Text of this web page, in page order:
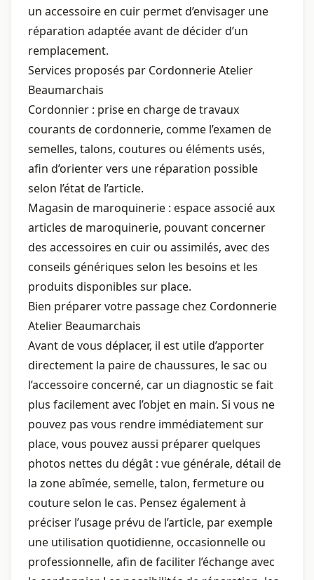
un accessoire en cuir permet d’envisager une
réparation adaptée avant de décider d’un
remplacement.
Services proposés par Cordonnerie Atelier
Beaumarchais
Cordonnier : prise en charge de travaux
courants de cordonnerie, comme l’examen de
semelles, talons, coutures ou éléments usés,
afin d’orienter vers une réparation possible
selon l’état de l’article.
Magasin de maroquinerie : espace associé aux
articles de maroquinerie, pouvant concerner
des accessoires en cuir ou assimilés, avec des
conseils génériques selon les besoins et les
produits disponibles sur place.
Bien préparer votre passage chez Cordonnerie
Atelier Beaumarchais
Avant de vous déplacer, il est utile d’apporter
directement la paire de chaussures, le sac ou
l’accessoire concerné, car un diagnostic se fait
plus facilement avec l’objet en main. Si vous ne
pouvez pas vous rendre immédiatement sur
place, vous pouvez aussi préparer quelques
photos nettes du dégât : vue générale, détail de
la zone abîmée, semelle, talon, fermeture ou
couture selon le cas. Pensez également à
préciser l’usage prévu de l’article, par exemple
une utilisation quotidienne, occasionnelle ou
professionnelle, afin de faciliter l’échange avec